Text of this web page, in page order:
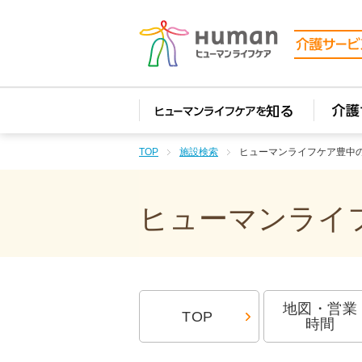
TOP 施設検索 ヒューマンライフケア豊中
ヒューマンライ
TOP
地図・営業
時間